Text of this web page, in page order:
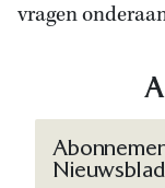
vragen
Nieuwsblad